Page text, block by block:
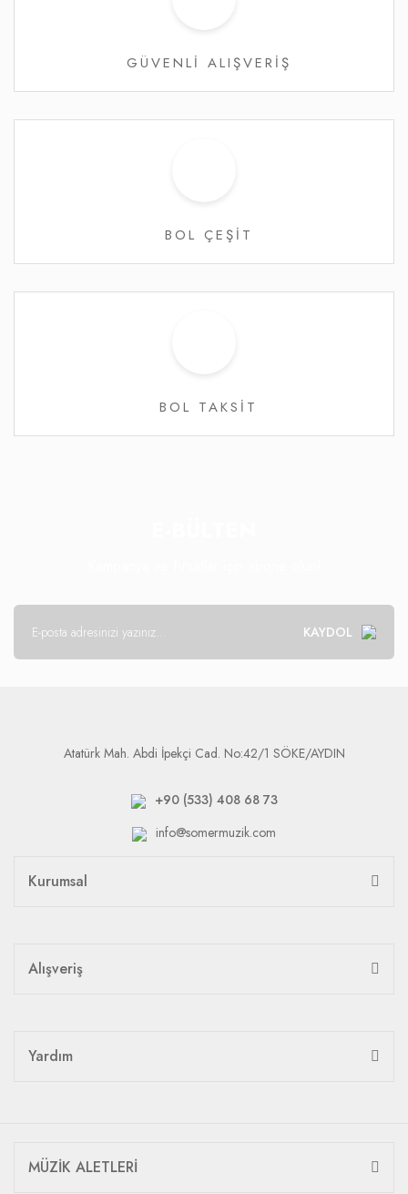
GÜVENLİ ALIŞVERİŞ
BOL ÇEŞİT
BOL TAKSİT
KAYDOL
Atatürk Mah. Abdi İpekçi Cad. No:42/1 SÖKE/AYDIN
+90 (533) 408 68 73
info@somermuzik.com
Kurumsal
Alışveriş
Yardım
MÜZİK ALETLERİ